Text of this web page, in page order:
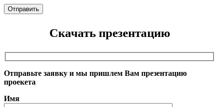
Скачать презентацию
Отправьте заявку и мы пришлем Вам презентацию
проекета
Имя